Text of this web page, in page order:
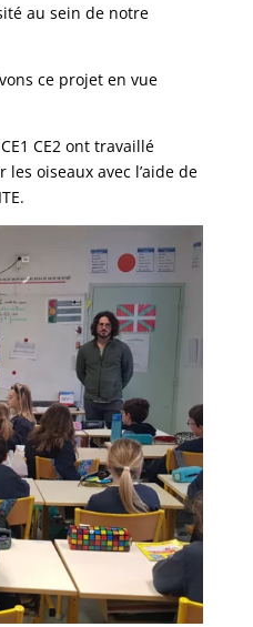
au sein de notre
ce projet en vue
CE2 ont travaillé
oiseaux avec l’aide de